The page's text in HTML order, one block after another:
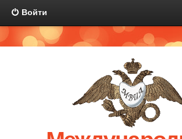
Войти